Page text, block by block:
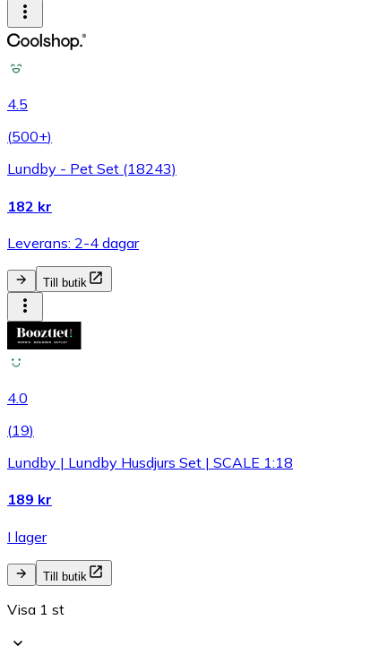
4.5
(500+)
Lundby - Pet Set (18243)
182 kr
Leverans: 2-4 dagar
Till butik
4.0
(19)
Lundby | Lundby Husdjurs Set | SCALE 1:18
189 kr
I lager
Till butik
Visa 1 st